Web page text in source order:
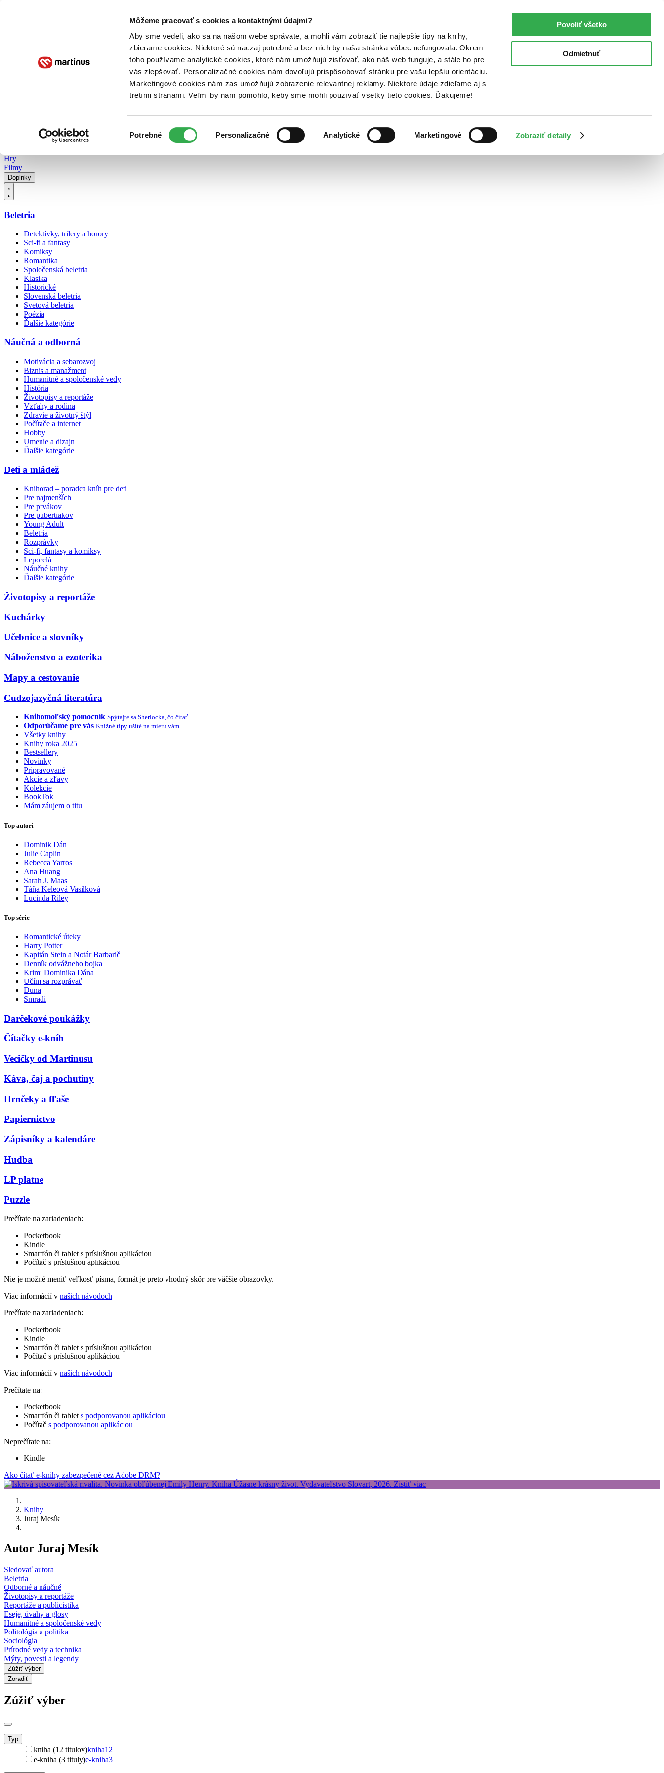
Môžeme pracovať s cookies a kontaktnými údajmi?
Aby sme vedeli, ako sa na našom webe správate, a mohli vám zobraziť tie najlepšie tipy na knihy,
zbierame cookies. Niektoré sú naozaj potrebné a bez nich by naša stránka vôbec nefungovala. Okrem
toho používame analytické cookies, ktoré nám umožňujú zisťovať, ako náš web funguje, a stále ho pre
vás zlepšovať. Personalizačné cookies nám dovoľujú prispôsobovať stránku pre vašu lepšiu orientáciu.
Marketingové cookies nám zas umožňujú zobrazenie relevantnej reklamy. Niektoré údaje zdieľame aj s
tretími stranami. Veľmi by nám pomohlo, keby sme mohli používať všetky tieto cookies. Ďakujeme!
súhlasu
Potrebné Personalizačné Analytické Marketingové Zobraziť detaily
Povoliť všetko
Odmietnuť
Poukážky Kontakt
Hry
Filmy
Doplnky
Beletria
Detektívky, trilery a horory
Sci-fi a fantasy
Komiksy
Romantika
Spoločenská beletria
Klasika
Historické
Slovenská beletria
Svetová beletria
Poézia
Ďalšie kategórie
Náučná a odborná
Motivácia a sebarozvoj
Biznis a manažment
Humanitné a spoločenské vedy
História
Životopisy a reportáže
Vzťahy a rodina
Zdravie a životný štýl
Počítače a internet
Hobby
Umenie a dizajn
Ďalšie kategórie
Deti a mládež
Knihorad – poradca kníh pre deti
Pre najmenších
Pre prvákov
Pre pubertiakov
Young Adult
Beletria
Rozprávky
Sci-fi, fantasy a komiksy
Leporelá
Náučné knihy
Ďalšie kategórie
Životopisy a reportáže
Kuchárky
Učebnice a slovníky
Náboženstvo a ezoterika
Mapy a cestovanie
Cudzojazyčná literatúra
Knihomoľský pomocník Spýtajte sa Sherlocka, čo čítať
Odporúčame pre vás Knižné tipy ušité na mieru vám
Všetky knihy
Knihy roka 2025
Bestsellery
Novinky
Pripravované
Akcie a zľavy
Kolekcie
BookTok
Mám záujem o titul
Top autori
Dominik Dán
Julie Caplin
Rebecca Yarros
Ana Huang
Sarah J. Maas
Táňa Keleová Vasilková
Lucinda Riley
Top série
Romantické úteky
Harry Potter
Kapitán Stein a Notár Barbarič
Denník odvážneho bojka
Krimi Dominika Dána
Učím sa rozprávať
Duna
Smradi
Darčekové poukážky
Čítačky e-kníh
Vecičky od Martinusu
Káva, čaj a pochutiny
Hrnčeky a fľaše
Papiernictvo
Zápisníky a kalendáre
Hudba
LP platne
Puzzle
Prečítate na zariadeniach:
Pocketbook
Kindle
Smartfón či tablet s príslušnou aplikáciou
Počítač s príslušnou aplikáciou
Nie je možné meniť veľkosť písma, formát je preto vhodný skôr pre väčšie obrazovky.
Viac informácií v našich návodoch
Prečítate na zariadeniach:
Pocketbook
Kindle
Smartfón či tablet s príslušnou aplikáciou
Počítač s príslušnou aplikáciou
Viac informácií v našich návodoch
Prečítate na:
Pocketbook
Smartfón či tablet s podporovanou aplikáciou
Počítač s podporovanou aplikáciou
Neprečítate na:
Kindle
Ako čítať e-knihy zabezpečené cez Adobe DRM?
Knihy
Juraj Mesík
Autor Juraj Mesík
Sledovať autora
Beletria
Odborné a náučné
Životopisy a reportáže
Reportáže a publicistika
Eseje, úvahy a glosy
Humanitné a spoločenské vedy
Politológia a politika
Sociológia
Prírodné vedy a technika
Mýty, povesti a legendy
Zúžiť výber
Zoradiť
Zúžiť výber
Typ
kniha (12 titulov)kniha12
e-kniha (3 tituly)e-kniha3